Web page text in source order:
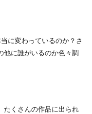
に変わっているのか？さ
他に誰がいるのか色々調
たくさんの作品に出られ